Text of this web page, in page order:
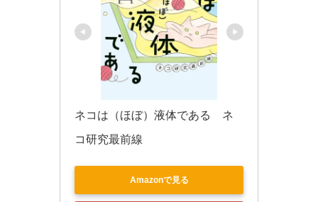
ネコは（ほぼ）液体である　ネ
コ研究最前線
Amazonで見る